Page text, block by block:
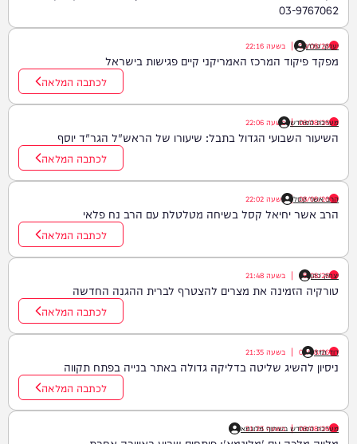
03-9767062
יענקי גולדן
08/08/26
| בשעה 22:16
מפקד פיקוד המרכז האמריקני קיים פגישות בישראל
לכתבה המלאה
מערכת המחדש
08/08/26
| בשעה 22:06
השיעור השבועי הגדול בתבל: שיעורו של הראש"ל הגר"ד יוסף
לכתבה המלאה
הרב אשר קסל
08/08/26
| בשעה 22:02
הרב אשר יחיאל קסל בשיחה מטלטלת עם הרב נח פלאי
לכתבה המלאה
יצחק כהן
08/08/26
| בשעה 21:48
טורקיה הזמינה את מצרים להצטרף לברית ההגנה החדשה
לכתבה המלאה
דוד חדד
08/08/26
| בשעה 21:35
ניסיון להשיג שליטה בדליקה גדולה באתר בנייה בפתח תקווה
לכתבה המלאה
מערכת המחדש בשיתוף מלוגמא
08/08/26
| בשעה 21:23